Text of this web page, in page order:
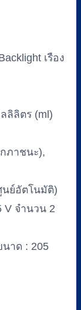
เรือง
ลิลิตร (ml)
ภาชนะ),
นย์อัตโนมัติ)
V จำนวน 2
าด : 205